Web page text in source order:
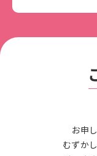
お申
むずか